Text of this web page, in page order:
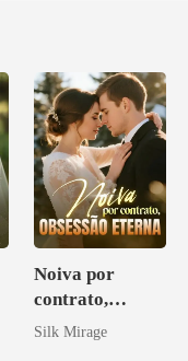
Noiva por
contrato,
obsessão eterna
Silk Mirage